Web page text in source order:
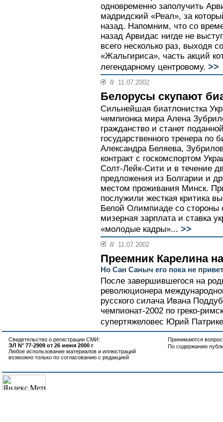
одновременно заполучить
мадридский «Реал», за
назад. Напомним, что со
назад Арвидас нигде не
всего несколько раз, выходя
«Жальгириса», часть акций
легендарному центровому. >>
// 11.07.2002
Белорусы скупают
Сильнейшая биатлонистка
чемпионка мира Алена
гражданство и станет
государственного тренера по
Александра Беляева,
контракт с госкомспортом
Солт-Лейк-Сити и в течение
предложения из Болгарии и
местом проживания Минск.
послужили жесткая критика
Белой Олимпиаде со стороны
мизерная зарплата и ставка
«молодые кадры»... >>
// 11.07.2002
Преемник Карелина
Но Сан Саныч его пока не
После завершившегося на
революционера
русского силача Ивана
чемпионат-2002 по греко-
супертяжеловес Юрий
Свидетельство о регистрации СМИ:
ЭЛ N° 77-2909 от 26 июня 2000 г
Любое использование материалов и иллюстраций
возможно только по согласованию с редакцией
Принимаются
По содержанию